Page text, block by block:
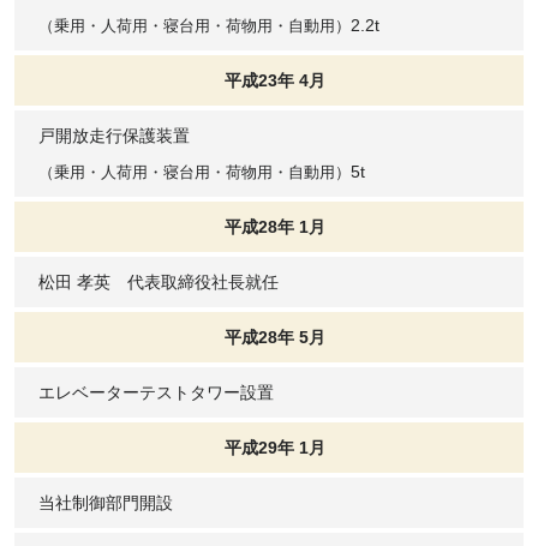
（乗用・人荷用・寝台用・荷物用・自動用） 2.2t
平成23年 4月
戸開放走行保護装置
（乗用・人荷用・寝台用・荷物用・自動用） 5t
平成28年 1月
松田 孝英 代表取締役社長就任
平成28年 5月
エレベーターテストタワー設置
平成29年 1月
当社制御部門開設